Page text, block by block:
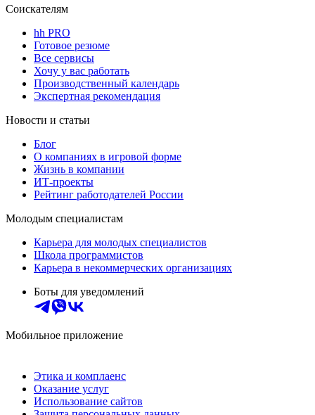
Соискателям
hh PRO
Готовое резюме
Все сервисы
Хочу у вас работать
Производственный календарь
Экспертная рекомендация
Новости и статьи
Блог
О компаниях в игровой форме
Жизнь в компании
ИТ-проекты
Рейтинг работодателей России
Молодым специалистам
Карьера для молодых специалистов
Школа программистов
Карьера в некоммерческих организациях
Боты для уведомлений
Мобильное приложение
Этика и комплаенс
Оказание услуг
Использование сайтов